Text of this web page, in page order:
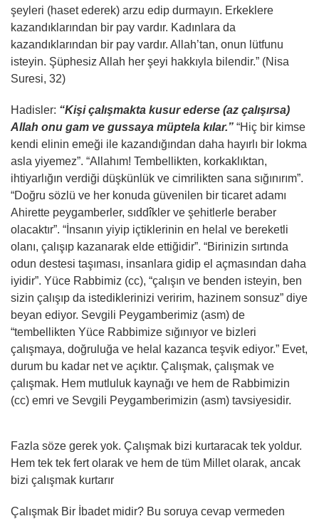
şeyleri (haset ederek) arzu edip durmayın. Erkeklere
kazandıklarından bir pay vardır. Kadınlara da
kazandıklarından bir pay vardır. Allah’tan, onun lütfunu
isteyin. Şüphesiz Allah her şeyi hakkıyla bilendir.” (Nisa
Suresi, 32)
Hadisler: “Kişi çalışmakta kusur ederse (az çalışırsa)
Allah onu gam ve gussaya müptela kılar.” “Hiç bir kimse
kendi elinin emeği ile kazandığından daha hayırlı bir lokma
asla yiyemez”. “Allahım! Tembellikten, korkaklıktan,
ihtiyarlığın verdiği düşkünlük ve cimrilikten sana sığınırım”.
“Doğru sözlü ve her konuda güvenilen bir ticaret adamı
Ahirette peygamberler, sıddîkler ve şehitlerle beraber
olacaktır”. “İnsanın yiyip içtiklerinin en helal ve bereketli
olanı, çalışıp kazanarak elde ettiğidir”. “Birinizin sırtında
odun destesi taşıması, insanlara gidip el açmasından daha
iyidir”. Yüce Rabbimiz (cc), “çalışın ve benden isteyin, ben
sizin çalışıp da istediklerinizi veririm, hazinem sonsuz” diye
beyan ediyor. Sevgili Peygamberimiz (asm) de
“tembellikten Yüce Rabbimize sığınıyor ve bizleri
çalışmaya, doğruluğa ve helal kazanca teşvik ediyor.” Evet,
durum bu kadar net ve açıktır. Çalışmak, çalışmak ve
çalışmak. Hem mutluluk kaynağı ve hem de Rabbimizin
(cc) emri ve Sevgili Peygamberimizin (asm) tavsiyesidir.
Fazla söze gerek yok. Çalışmak bizi kurtaracak tek yoldur.
Hem tek tek fert olarak ve hem de tüm Millet olarak, ancak
bizi çalışmak kurtarır
Çalışmak Bir İbadet midir? Bu soruya cevap vermeden